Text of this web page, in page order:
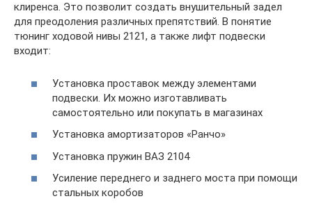
клиренса. Это позволит создать внушительный задел
для преодоления различных препятствий. В понятие
тюнинг ходовой нивы 2121, а также лифт подвески
входит:
Установка проставок между элементами
подвески. Их можно изготавливать
самостоятельно или покупать в магазинах
Установка амортизаторов «Ранчо»
Установка пружин ВАЗ 2104
Усиление переднего и заднего моста при помощи
стальных коробов